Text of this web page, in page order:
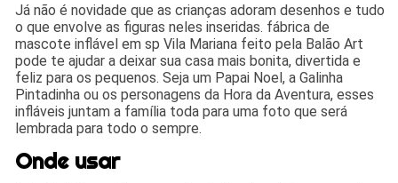
Já não é novidade que as crianças adoram desenhos e tudo
o que envolve as figuras neles inseridas. fábrica de
mascote inflável em sp Vila Mariana feito pela Balão Art
pode te ajudar a deixar sua casa mais bonita, divertida e
feliz para os pequenos. Seja um Papai Noel, a Galinha
Pintadinha ou os personagens da Hora da Aventura, esses
infláveis juntam a família toda para uma foto que será
lembrada para todo o sempre.
Onde usar